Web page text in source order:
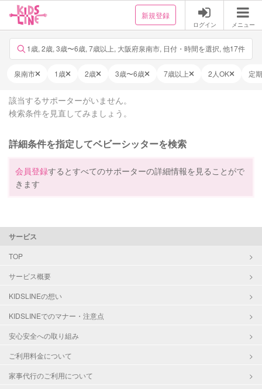
新規登録
ログイン メニュー
1歳, 2歳, 3歳〜6歳, 7歳以上, 大阪府泉南市, 日付・時間を選択, 他17件
泉南市 1歳 2歳 3歳〜6歳 7歳以上 2人OK 定
該当するサポーターがいません。
検索条件を見直してみましょう。
詳細条件を指定してベビーシッターを検索
会員登録するとすべてのサポーターの詳細情報を見ることがで
きます
サービス
TOP
サービス概要
KIDSLINEの想い
KIDSLINEでのマナー・注意点
安心安全への取り組み
ご利用料金について
家事代行のご利用について